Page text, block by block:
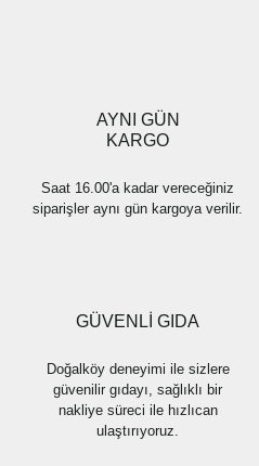
AYNI GÜN
KARGO
Saat 16.00'a kadar vereceğiniz
siparişler aynı gün kargoya verilir.
GÜVENLİ GIDA
Doğalköy deneyimi ile sizlere
güvenilir gıdayı, sağlıklı bir
nakliye süreci ile hızlıcan
ulaştırıyoruz.